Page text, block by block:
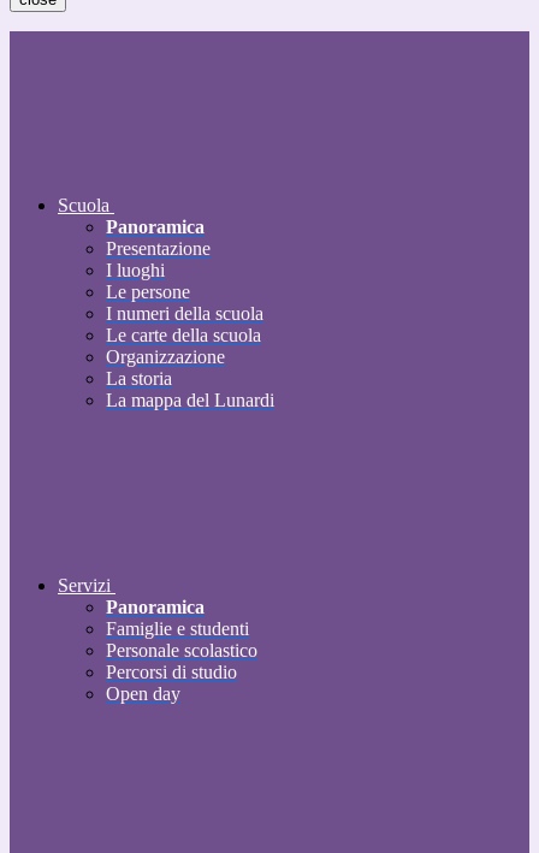
Scuola
Panoramica
Presentazione
I luoghi
Le persone
I numeri della scuola
Le carte della scuola
Organizzazione
La storia
La mappa del Lunardi
Servizi
Panoramica
Famiglie e studenti
Personale scolastico
Percorsi di studio
Open day